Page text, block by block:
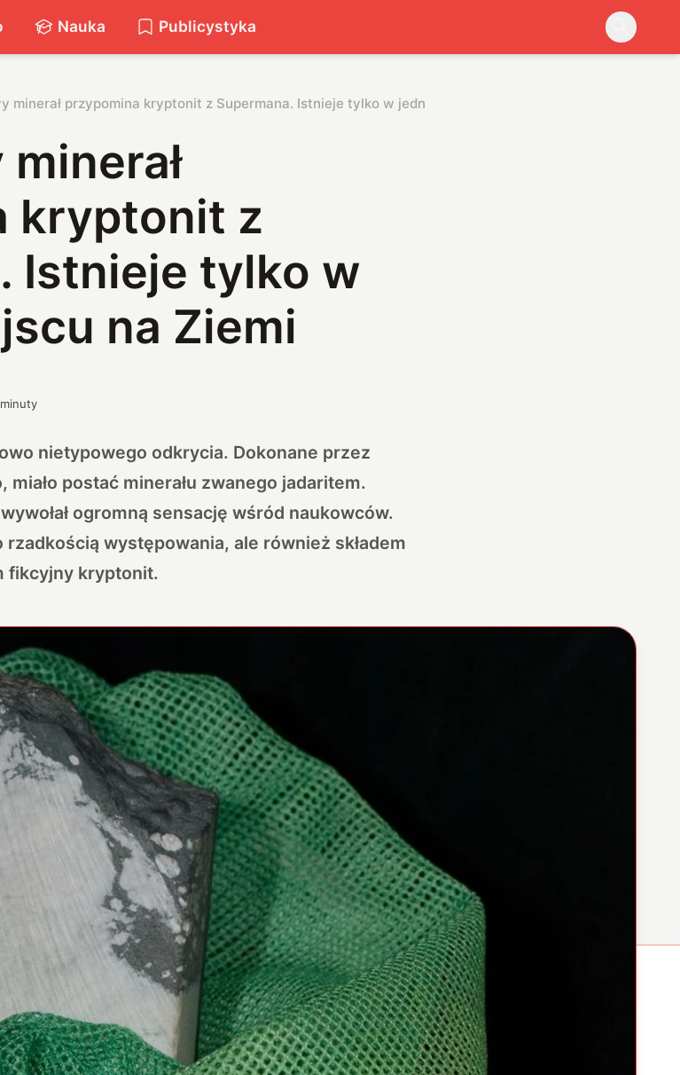
Nauka Publicystyka
minerał przypomina kryptonit z Supermana. Istnieje tylko w jednym miejscu na Ziemi
kryptonit z
Istnieje tylko w
na Ziemi
minuty
nietypowego odkrycia. Dokonane przez
postać minerału zwanego jadaritem.
ogromną sensację wśród naukowców.
występowania, ale również składem
fikcyjny kryptonit.